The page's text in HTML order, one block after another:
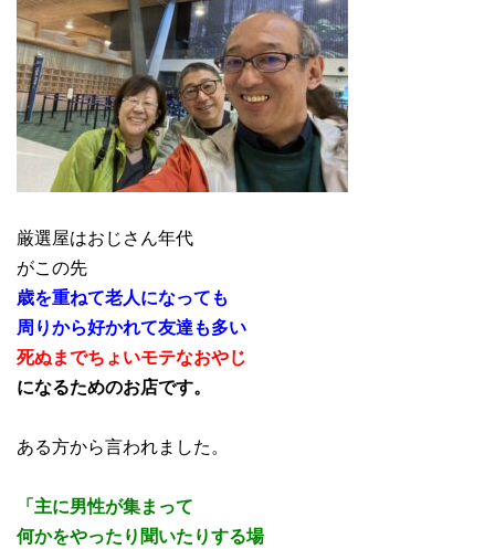
厳選屋はおじさん年代
がこの先
歳を重ねて老人になっても
周りから好かれて友達も多い
死ぬまでちょいモテなおやじ
になるためのお店です。
ある方から言われました。
「主に男性が集まって
何かをやったり聞いたりする場